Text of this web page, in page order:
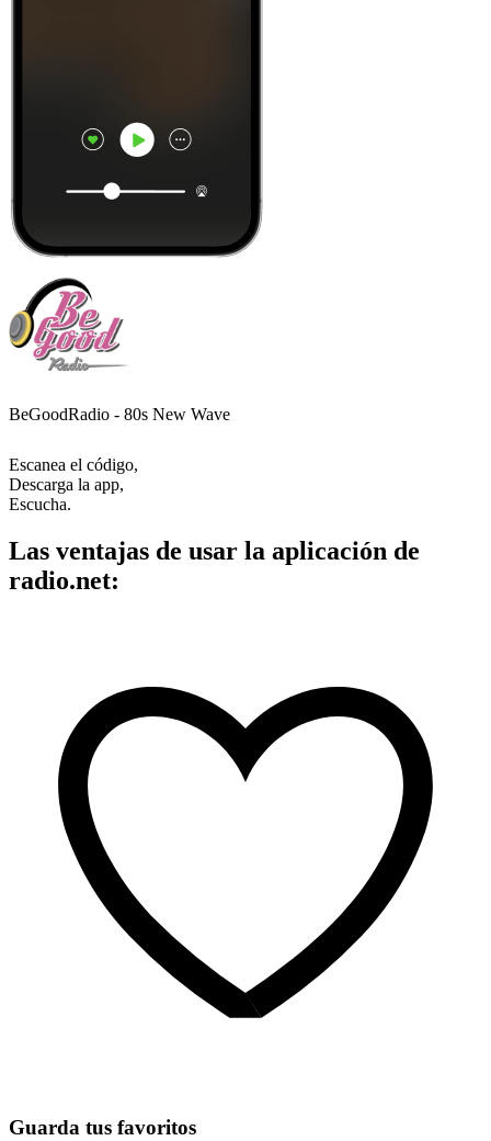
BeGoodRadio - 80s New Wave
Escanea el código,
Descarga la app,
Escucha.
Las ventajas de usar la aplicación de
radio.net:
Guarda tus favoritos